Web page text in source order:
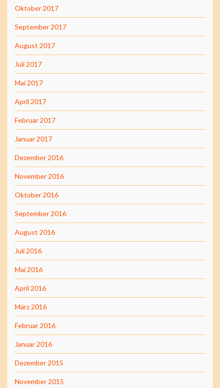
Oktober 2017
September 2017
August 2017
Juli 2017
Mai 2017
April 2017
Februar 2017
Januar 2017
Dezember 2016
November 2016
Oktober 2016
September 2016
August 2016
Juli 2016
Mai 2016
April 2016
März 2016
Februar 2016
Januar 2016
Dezember 2015
November 2015